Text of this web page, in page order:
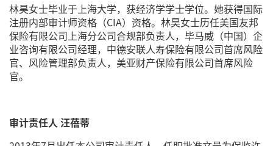
林昊女士毕业于上海大学，获经济学学士学位。她获得国际
注册内部审计师资格（CIA）资格。林昊女士历任美国友邦
保险有限公司上海分公司合规部负责人，毕马威（中国）企
业咨询有限公司经理，中德安联人寿保险有限公司首席风险
官、风险管理部负责人，美亚财产保险有限公司首席风险
官。
审计责任人 汪蓓蒂